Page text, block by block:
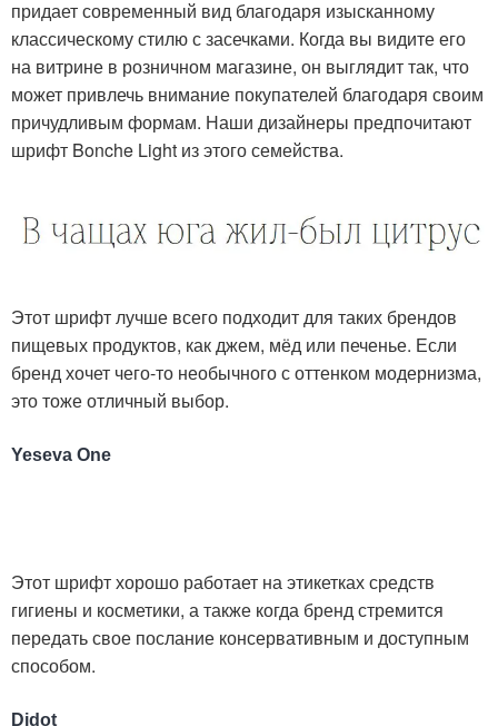
придает современный вид благодаря изысканному
классическому стилю с засечками. Когда вы видите его
на витрине в розничном магазине, он выглядит так, что
может привлечь внимание покупателей благодаря своим
причудливым формам. Наши дизайнеры предпочитают
шрифт Bonche Light из этого семейства.
Этот шрифт лучше всего подходит для таких брендов
пищевых продуктов, как джем, мёд или печенье. Если
бренд хочет чего-то необычного с оттенком модернизма,
это тоже отличный выбор.
Yeseva One
Этот шрифт хорошо работает на этикетках средств
гигиены и косметики, а также когда бренд стремится
передать свое послание консервативным и доступным
способом.
Didot